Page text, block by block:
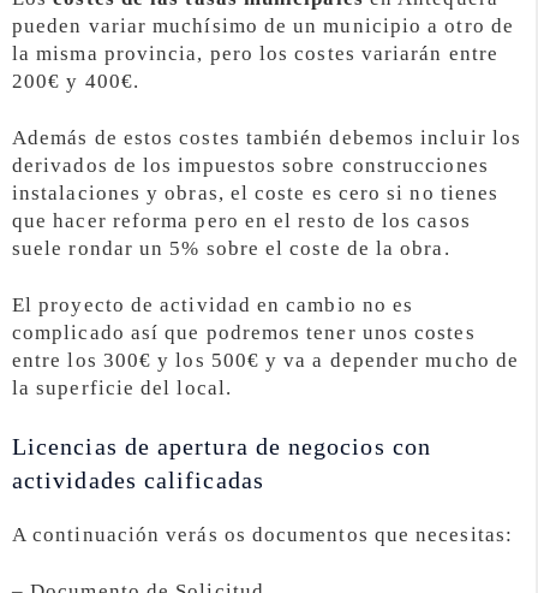
pueden variar muchísimo de un municipio a otro de
la misma provincia, pero los costes variarán entre
200€ y 400€.
Además de estos costes también debemos incluir los
derivados de los impuestos sobre construcciones
instalaciones y obras, el coste es cero si no tienes
que hacer reforma pero en el resto de los casos
suele rondar un 5% sobre el coste de la obra.
El proyecto de actividad en cambio no es
complicado así que podremos tener unos costes
entre los 300€ y los 500€ y va a depender mucho de
la superficie del local.
Licencias de apertura de negocios con
actividades calificadas
A continuación verás os documentos que necesitas: